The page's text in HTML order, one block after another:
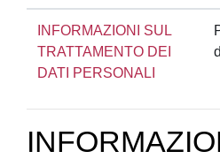
INFORMAZIONI SUL
TRATTAMENTO DEI
DATI PERSONALI